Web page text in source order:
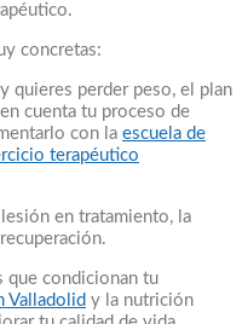
concretas:
quieres perder peso, el plan
cuenta tu proceso de
con la escuela de
terapéutico
en tratamiento, la
que condicionan tu
Valladolid y la nutrición